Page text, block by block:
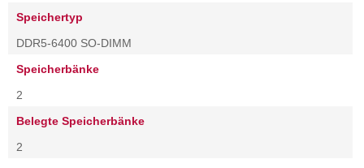
Speichertyp
DDR5-6400 SO-DIMM
Speicherbänke
2
Belegte Speicherbänke
2